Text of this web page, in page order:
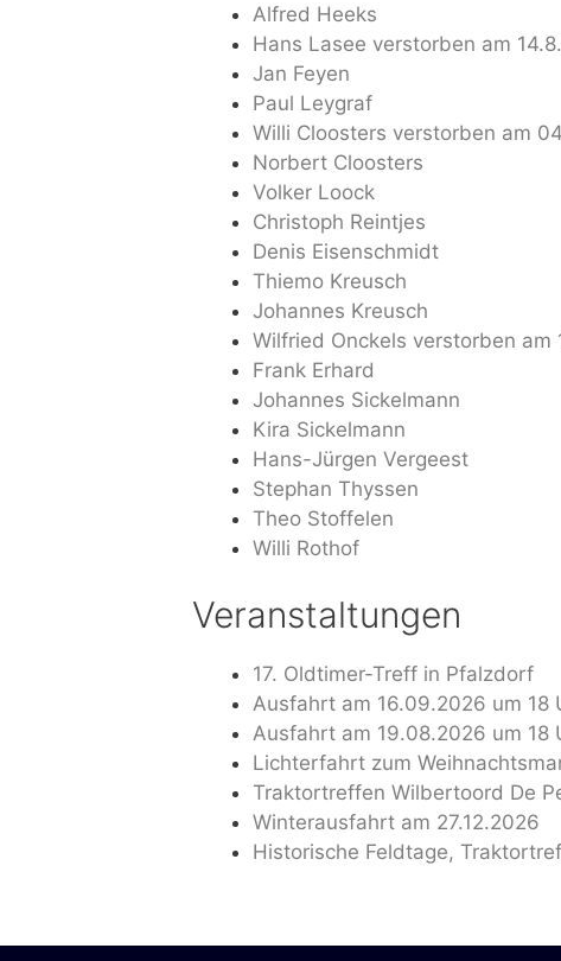
Alfred Heeks
Hans Lasee verstorben am
Jan Feyen
Paul Leygraf
Willi Cloosters verstorben am
Norbert Cloosters
Volker Loock
Christoph Reintjes
Denis Eisenschmidt
Thiemo Kreusch
Johannes Kreusch
Wilfried Onckels verstorben am
Frank Erhard
Johannes Sickelmann
Kira Sickelmann
Hans-Jürgen Vergeest
Stephan Thyssen
Theo Stoffelen
Willi Rothof
Veranstaltungen
17. Oldtimer-Treff in Pfalzdorf
Ausfahrt am 16.09.2026 um 18
Ausfahrt am 19.08.2026 um 18
Lichterfahrt zum
Traktortreffen Wilbertoord De
Winterausfahrt am 27.12.2026
Historische Feldtage,